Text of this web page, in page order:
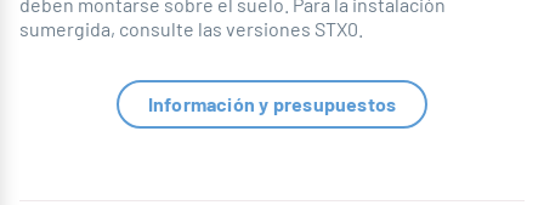
sumergida, consulte las versiones STX0.
Información y presupuestos